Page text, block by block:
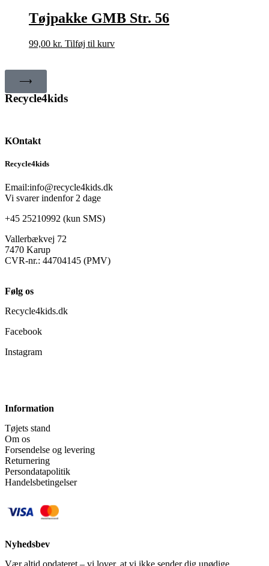
Tøjpakke GMB Str. 56
99,00 kr. Tilføj til kurv
⟶
Recycle4kids
KOntakt
Recycle4kids
Email:info@recycle4kids.dk
Vi svarer indenfor 2 dage
+45 25210992 (kun SMS)
Vallerbækvej 72
7470 Karup
CVR-nr.: 44704145 (PMV)
Følg os
Recycle4kids.dk
Facebook
Instagram
Information
Tøjets stand
Om os
Forsendelse og levering
Returnering
Persondatapolitik
Handelsbetingelser
Nyhedsbev